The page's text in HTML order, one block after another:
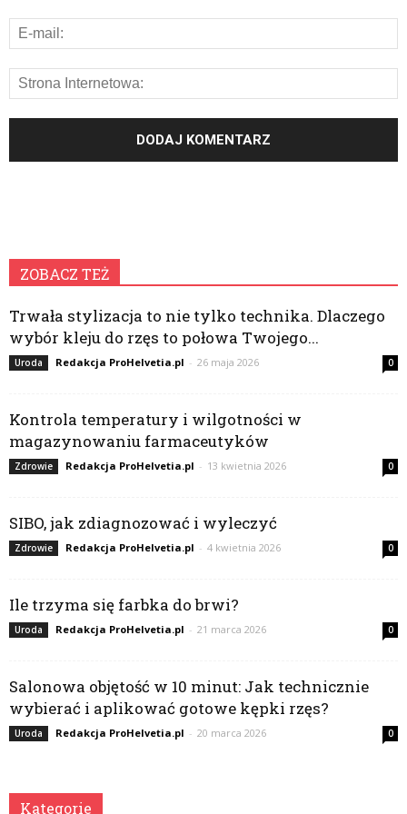
ZOBACZ TEŻ
Trwała stylizacja to nie tylko technika. Dlaczego
wybór kleju do rzęs to połowa Twojego...
Uroda Redakcja ProHelvetia.pl - 26 maja 2026 0
Kontrola temperatury i wilgotności w
magazynowaniu farmaceutyków
Zdrowie Redakcja ProHelvetia.pl - 13 kwietnia 2026 0
SIBO, jak zdiagnozować i wyleczyć
Zdrowie Redakcja ProHelvetia.pl - 4 kwietnia 2026 0
Ile trzyma się farbka do brwi?
Uroda Redakcja ProHelvetia.pl - 21 marca 2026 0
Salonowa objętość w 10 minut: Jak technicznie
wybierać i aplikować gotowe kępki rzęs?
Uroda Redakcja ProHelvetia.pl - 20 marca 2026 0
Kategorie